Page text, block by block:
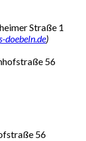
Straße 1
doebeln.de)
56
56